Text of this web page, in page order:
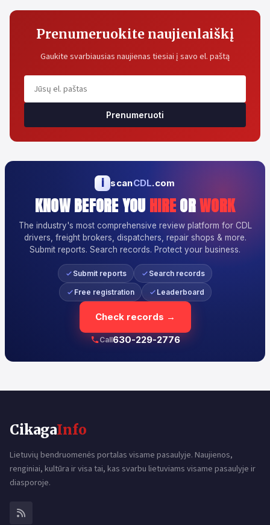
Prenumeruokite naujienlaiškį
Gaukite svarbiausias naujienas tiesiai į savo el. paštą
Prenumeruoti
i scanCDL.com
KNOW BEFORE YOU HIREORWORK
The industry's most comprehensive review platform for CDL
drivers, freight brokers, dispatchers, repair shops & more.
Submit reports. Search records. Protect your business.
Submit reports Search records
Free registration Leaderboard
Check records →
Call630-229-2776
CikagaInfo
Lietuvių bendruomenės portalas visame pasaulyje. Naujienos,
renginiai, kultūra ir visa tai, kas svarbu lietuviams visame pasaulyje ir
diasporoje.